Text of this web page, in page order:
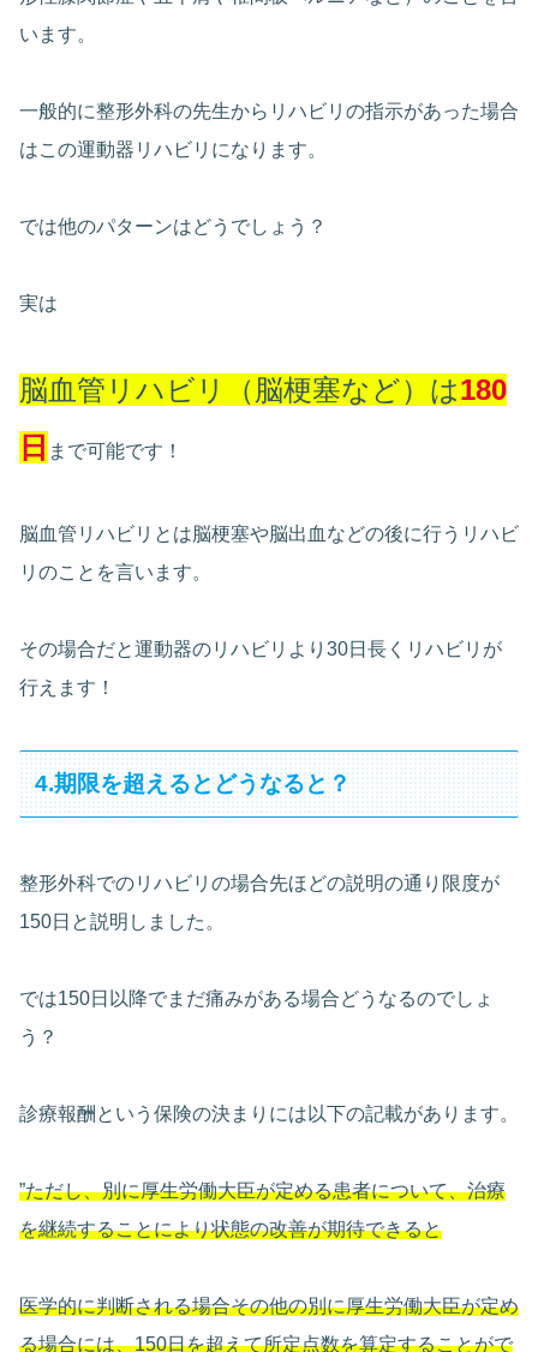
います。
一般的に整形外科の先生からリハビリの指示があった場合
はこの運動器リハビリになります。
では他のパターンはどうでしょう？
実は
脳血管リハビリ（脳梗塞など）は180
日 まで可能です！
脳血管リハビリとは脳梗塞や脳出血などの後に行うリハビ
リのことを言います。
その場合だと運動器のリハビリより30日長くリハビリが
行えます！
4.期限を超えるとどうなると？
整形外科でのリハビリの場合先ほどの説明の通り限度が
150日と説明しました。
では150日以降でまだ痛みがある場合どうなるのでしょ
う？
診療報酬という保険の決まりには以下の記載があります。
”ただし、別に厚生労働大臣が定める患者について、治療
を継続することにより状態の改善が期待できると
医学的に判断される場合その他の別に厚生労働大臣が定め
る場合には、150日を超えて所定点数を算定することがで